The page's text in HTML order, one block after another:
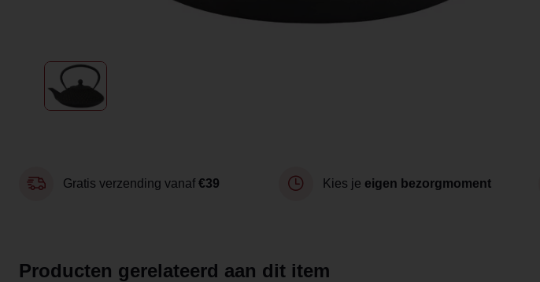
Gratis verzending vanaf €39 Kies je eigen bezorgmoment
Producten gerelateerd aan dit item